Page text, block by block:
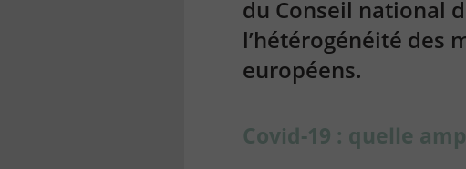
du Conseil national
l’hétérogénéité des
européens.
Covid-19 : quelle